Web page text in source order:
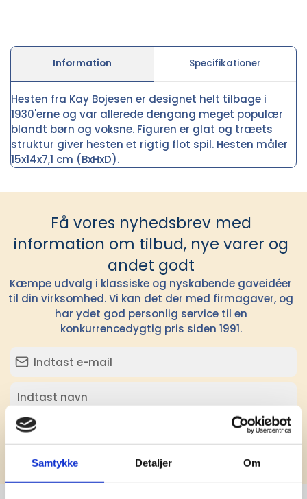
Samtykke Detaljer Om
Information Specifikationer
Hesten fra Kay Bojesen er designet helt tilbage i
1930'erne og var allerede dengang meget populær
blandt børn og voksne. Figuren er glat og træets
struktur giver hesten et rigtig flot spil. Hesten måler
15x14x7,1 cm (BxHxD).
Få vores nyhedsbrev med
information om tilbud, nye varer og
andet godt
Kæmpe udvalg i klassiske og nyskabende gaveidéer
til din virksomhed. Vi kan det der med firmagaver, og
har ydet god personlig service til en
konkurrencedygtig pris siden 1991.